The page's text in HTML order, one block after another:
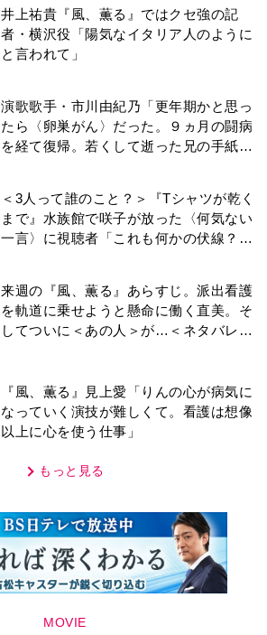
井上祐貴『風、薫る』ではクセ強の記
者・横沢役「陽気なイタリア人のように
と言われて」
演歌歌手・市川由紀乃「更年期かと思っ
たら〈卵巣がん〉だった。９ヵ月の闘病
を経て復帰。若くして逝った兄の手紙を
＜3人って誰のこと？＞『Tシャツが乾く
まで』水族館で咲子が放った〈何気ない
一言〉に視聴者「これも何かの伏線？」
来週の『風、薫る』あらすじ。派出看護
を軌道に乗せようと懸命に働く直美。そ
してついに＜あの人＞が…＜ネタバレあ
『風、薫る』見上愛「りんの心が病気に
なっていく演技が難しくて。看護は想像
以上に心を使う仕事」
もっと見る
MOVIE